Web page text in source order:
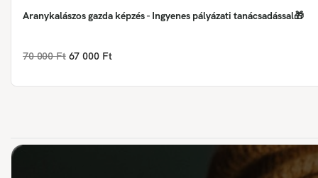
Aranykalászos gazda képzés - Ingyenes pályázati tanácsadással🎁
70 000 Ft 67 000 Ft